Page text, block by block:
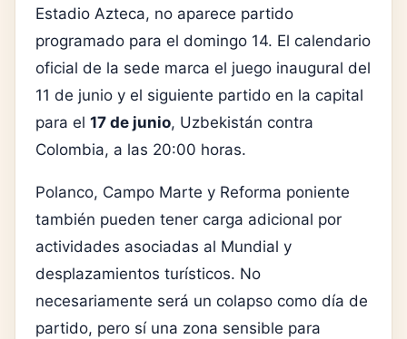
Estadio Azteca, no aparece partido
programado para el domingo 14. El calendario
oficial de la sede marca el juego inaugural del
11 de junio y el siguiente partido en la capital
para el 17 de junio, Uzbekistán contra
Colombia, a las 20:00 horas.
Polanco, Campo Marte y Reforma poniente
también pueden tener carga adicional por
actividades asociadas al Mundial y
desplazamientos turísticos. No
necesariamente será un colapso como día de
partido, pero sí una zona sensible para